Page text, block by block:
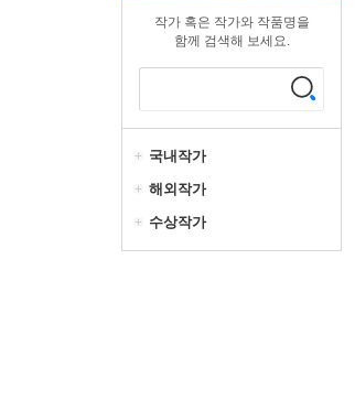
작가 혹은 작가와 작품명을
함께 검색해 보세요.
국내작가
해외작가
수상작가